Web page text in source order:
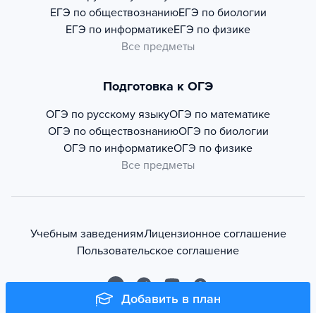
Добавить в план
ЕГЭ по обществознаниюЕГЭ по биологии
ЕГЭ по информатикеЕГЭ по физике
Все предметы
Подготовка к ОГЭ
ОГЭ по русскому языкуОГЭ по математике
ОГЭ по обществознаниюОГЭ по биологии
ОГЭ по информатикеОГЭ по физике
Все предметы
Учебным заведениямЛицензионное соглашение
Пользовательское соглашение